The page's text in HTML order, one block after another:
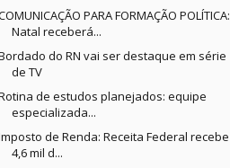
PARA FORMAÇÃO POLÍTICA:
Natal receberá...
do RN vai ser destaque em série
de TV
de estudos planejados: equipe
especializada...
de Renda: Receita Federal recebe
4,6 mil d...